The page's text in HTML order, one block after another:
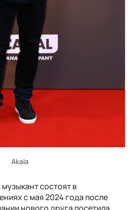
Akala
состоят в
с мая 2024 года после